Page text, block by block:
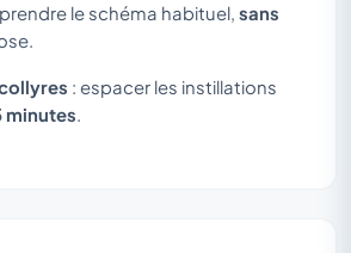
le schéma habituel, sans
: espacer les instillations
minutes